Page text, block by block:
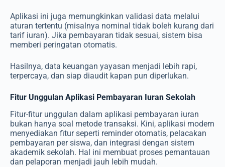
Aplikasi ini juga memungkinkan validasi data melalui
aturan tertentu (misalnya nominal tidak boleh kurang dari
tarif iuran). Jika pembayaran tidak sesuai, sistem bisa
memberi peringatan otomatis.
Hasilnya, data keuangan yayasan menjadi lebih rapi,
terpercaya, dan siap diaudit kapan pun diperlukan.
Fitur Unggulan Aplikasi Pembayaran Iuran Sekolah
Fitur-fitur unggulan dalam aplikasi pembayaran iuran
bukan hanya soal metode transaksi. Kini, aplikasi modern
menyediakan fitur seperti reminder otomatis, pelacakan
pembayaran per siswa, dan integrasi dengan sistem
akademik sekolah. Hal ini membuat proses pemantauan
dan pelaporan menjadi jauh lebih mudah.